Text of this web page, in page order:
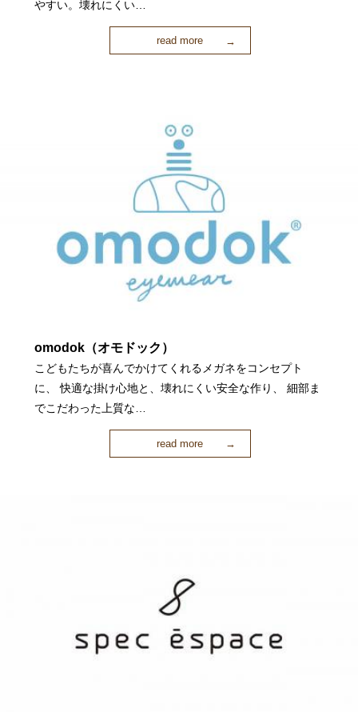
やすい。壊れにくい…
read more
omodok（オモドック）
こどもたちが喜んでかけてくれるメガネをコンセプト
に、 快適な掛け心地と、壊れにくい安全な作り、 細部ま
でこだわった上質な…
read more